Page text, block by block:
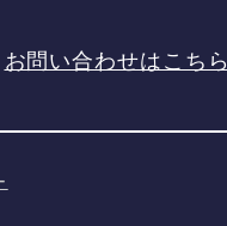
お問い合わせはこちら